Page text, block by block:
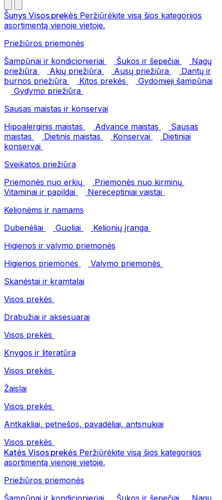
Šunys Visos prekės Peržiūrėkite visą šios kategorijos
asortimentą vienoje vietoje.
Priežiūros priemonės
Šampūnai ir kondicionieriai
Šukos ir šepečiai
Nagų
priežiūra
Akių priežiūra Ausų priežiūra
Dantų ir
burnos priežiūra
Kitos prekės
Gydomieji šampūnai
Gydymo priežiūra
Sausas maistas ir konservai
Hipoalerginis maistas
Advance maistas
Sausas
maistas
Dietinis maistas Konservai
Dietiniai
konservai
Sveikatos priežiūra
Priemonės nuo erkių
Priemonės nuo kirminų
Vitaminai ir papildai
Nereceptiniai vaistai
Kelionėms ir namams
Dubenėliai
Guoliai
Kelionių įranga
Higienos ir valymo priemonės
Higienos priemonės
Valymo priemonės
Skanėstai ir kramtalai
Visos prekės
Drabužiai ir aksesuarai
Visos prekės
Knygos ir literatūra
Visos prekės
Žaislai
Visos prekės
Antkakliai, petnešos, pavadėliai, antsnukiai
Visos prekės
Katės Visos prekės Peržiūrėkite visą šios kategorijos
asortimentą vienoje vietoje.
Priežiūros priemonės
Šampūnai ir kondicionieriai
Šukos ir šepečiai Nagų